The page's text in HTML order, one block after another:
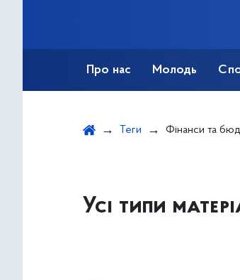
Про нас Молодь
Теги Фінанси та
Усі типи